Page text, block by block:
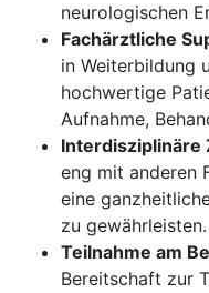
neurologischen
Fachärztliche
in Weiterbildung
hochwertige
Aufnahme,
Interdisziplinäre
eng mit anderen
eine
zu gewährleisten.
Teilnahme am
Bereitschaft zur